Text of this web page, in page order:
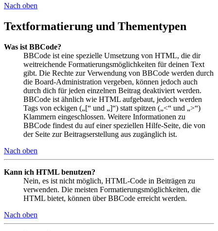
Nach oben
Textformatierung und Thementypen
Was ist BBCode?
BBCode ist eine spezielle Umsetzung von HTML, die dir
weitreichende Formatierungsmöglichkeiten für deinen Text
gibt. Die Rechte zur Verwendung von BBCode werden durch
die Board-Administration vergeben, können jedoch auch
durch dich für jeden einzelnen Beitrag deaktiviert werden.
BBCode ist ähnlich wie HTML aufgebaut, jedoch werden
Tags von eckigen („[“ und „]“) statt spitzen („<“ und „>“)
Klammern eingeschlossen. Weitere Informationen zu
BBCode findest du auf einer speziellen Hilfe-Seite, die von
der Seite zur Beitragserstellung aus zugänglich ist.
Nach oben
Kann ich HTML benutzen?
Nein, es ist nicht möglich, HTML-Code in Beiträgen zu
verwenden. Die meisten Formatierungsmöglichkeiten, die
HTML bietet, können über BBCode erreicht werden.
Nach oben